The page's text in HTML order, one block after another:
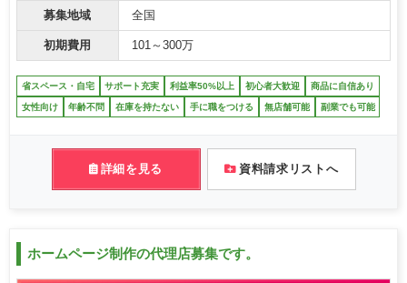
募集地域 全国
初期費用 101～300万
省スペース・自宅 サポート充実 利益率50%以上 初心者大歓迎 商品に自信あり
女性向け 年齢不問 在庫を持たない 手に職をつける 無店舗可能 副業でも可能
詳細を見る 資料請求リストへ
ホームページ制作の代理店募集です。